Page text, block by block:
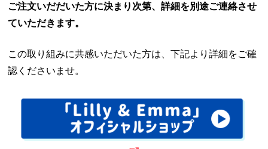
ご注文いだだいた方に決まり次第、詳細を別途ご連絡させ
ていただきます。
この取り組みに共感いただいた方は、下記より詳細をご確
認くださいませ。